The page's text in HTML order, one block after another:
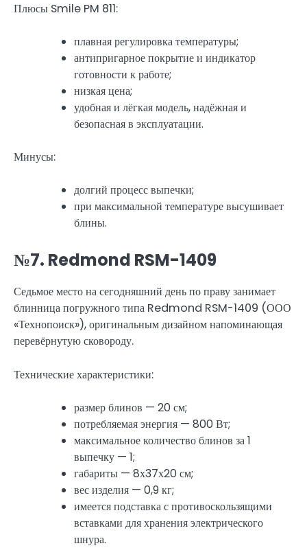
Плюсы Smile PM 811:
плавная регулировка температуры;
антипригарное покрытие и индикатор
готовности к работе;
низкая цена;
удобная и лёгкая модель, надёжная и
безопасная в эксплуатации.
Минусы:
долгий процесс выпечки;
при максимальной температуре высушивает
блины.
№7. Redmond RSM-1409
Седьмое место на сегодняшний день по праву занимает
блинница погружного типа Redmond RSM-1409 (ООО
«Технопоиск»), оригинальным дизайном напоминающая
перевёрнутую сковороду.
Технические характеристики:
размер блинов — 20 см;
потребляемая энергия — 800 Вт;
максимальное количество блинов за 1
выпечку — 1;
габариты — 8х37х20 см;
вес изделия — 0,9 кг;
имеется подставка с противоскользящими
вставками для хранения электрического
шнура.